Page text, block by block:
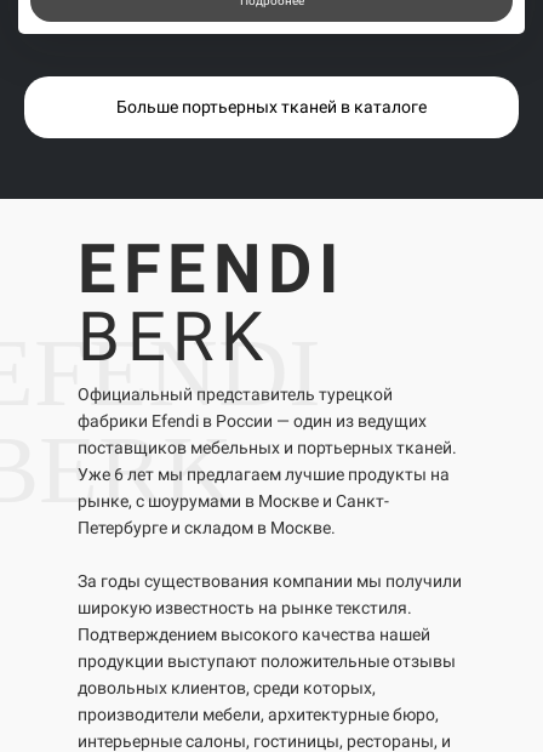
Больше портьерных тканей в каталоге
EFENDI
BERK
Официальный представитель турецкой
фабрики Efendi в России — один из ведущих
поставщиков мебельных и портьерных тканей.
Уже 6 лет мы предлагаем лучшие продукты на
рынке, с шоурумами в Москве и Санкт-
Петербурге и складом в Москве.
За годы существования компании мы получили
широкую известность на рынке текстиля.
Подтверждением высокого качества нашей
продукции выступают положительные отзывы
довольных клиентов, среди которых,
производители мебели, архитектурные бюро,
интерьерные салоны, гостиницы, рестораны, и